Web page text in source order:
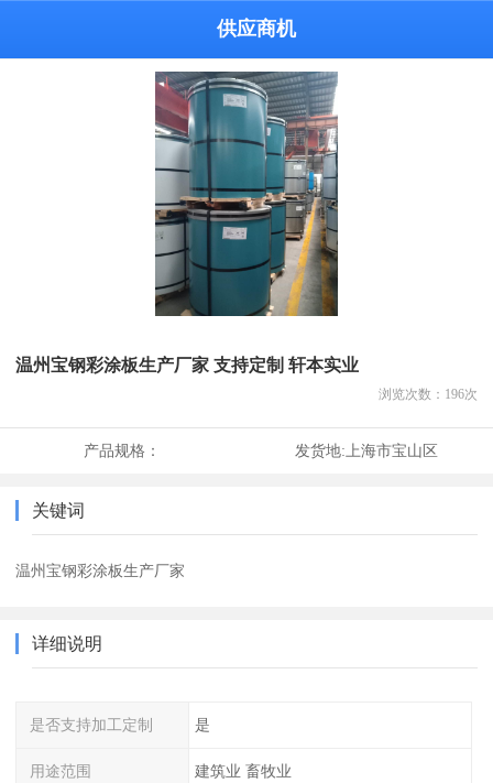
供应商机
温州宝钢彩涂板生产厂家 支持定制 轩本实业
浏览次数： 196次
产品规格： 发货地:上海市宝山区
关键词
温州宝钢彩涂板生产厂家
详细说明
是否支持加工定制 是
用途范围 建筑业 畜牧业